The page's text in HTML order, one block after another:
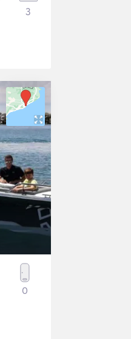
3
0